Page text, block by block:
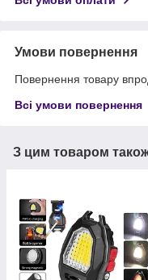
Умови повернення
Повернення товару
Всі умови повернення
З цим товаром